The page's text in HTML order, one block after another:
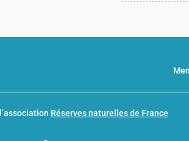
Réserves naturelles de France